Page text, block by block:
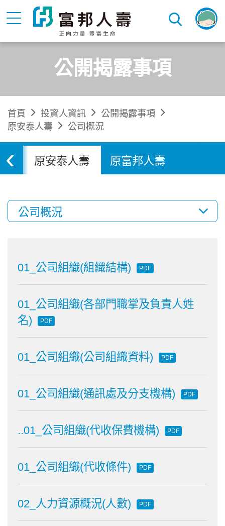
公開揭露事項
首頁 投資人資訊
公開揭露事項
原安泰人壽
公司概況
原安泰人壽 原富邦人壽
‹
01_公司組織(組織結構) PDF
01_公司組織(各部門職掌及負責人姓
名)
PDF
01_公司組織(公司組織資料) PDF
01_公司組織(通訊處及分支機構) PDF
..01_公司組織(代收保費機構) PDF
01_公司組織(代收條件) PDF
02_人力資源概況(人數) PDF